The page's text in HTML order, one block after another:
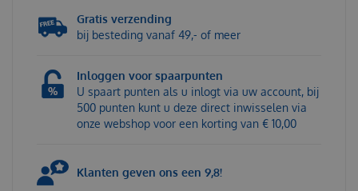
Gratis verzending
bij besteding vanaf 49,- of meer
Inloggen voor spaarpunten
U spaart punten als u inlogt via uw account, bij
500 punten kunt u deze direct inwisselen via
onze webshop voor een korting van € 10,00
Klanten geven ons een 9,8!